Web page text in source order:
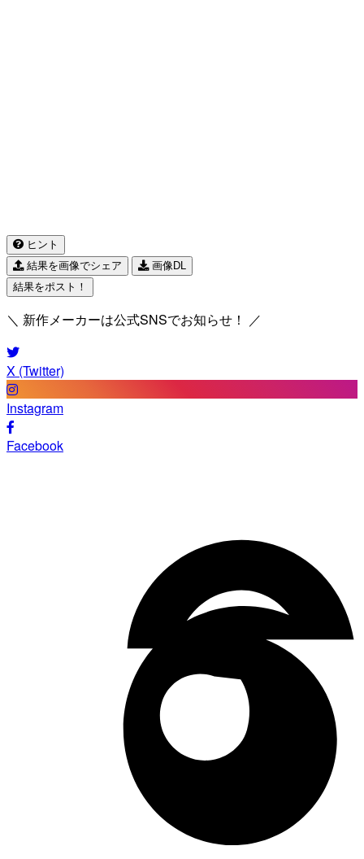
ヒント
結果を画像でシェア
画像DL
結果をポスト！
＼ 新作メーカーは公式SNSでお知らせ！ ／
X (Twitter)
Instagram
Facebook